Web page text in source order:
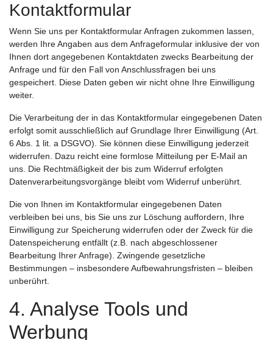
Kontaktformular
Wenn Sie uns per Kontaktformular Anfragen zukommen lassen,
werden Ihre Angaben aus dem Anfrageformular inklusive der von
Ihnen dort angegebenen Kontaktdaten zwecks Bearbeitung der
Anfrage und für den Fall von Anschlussfragen bei uns
gespeichert. Diese Daten geben wir nicht ohne Ihre Einwilligung
weiter.
Die Verarbeitung der in das Kontaktformular eingegebenen Daten
erfolgt somit ausschließlich auf Grundlage Ihrer Einwilligung (Art.
6 Abs. 1 lit. a DSGVO). Sie können diese Einwilligung jederzeit
widerrufen. Dazu reicht eine formlose Mitteilung per E-Mail an
uns. Die Rechtmäßigkeit der bis zum Widerruf erfolgten
Datenverarbeitungsvorgänge bleibt vom Widerruf unberührt.
Die von Ihnen im Kontaktformular eingegebenen Daten
verbleiben bei uns, bis Sie uns zur Löschung auffordern, Ihre
Einwilligung zur Speicherung widerrufen oder der Zweck für die
Datenspeicherung entfällt (z.B. nach abgeschlossener
Bearbeitung Ihrer Anfrage). Zwingende gesetzliche
Bestimmungen – insbesondere Aufbewahrungsfristen – bleiben
unberührt.
4. Analyse Tools und
Werbung